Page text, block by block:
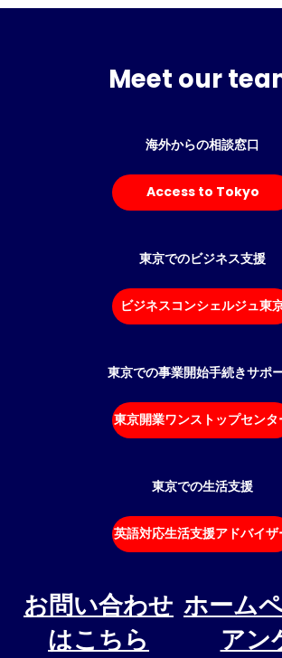
Meet our
海外からの相談窓口
Access to Tokyo
東京でのビジネス支援
ビジネスコンシェルジュ東
東京での事業開始手続きサポ
東京開業ワンストップセンタ
東京での生活支援
英語対応生活支援アドバイザ
お問い合わせ
はこちら
ホーム
アン